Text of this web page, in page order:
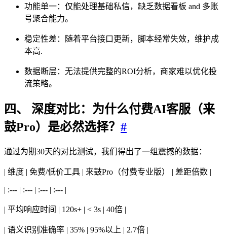
功能单一：仅能处理基础私信，缺乏数据看板 and 多账
号聚合能力。
稳定性差：随着平台接口更新，脚本经常失效，维护成
本高.
数据断层：无法提供完整的ROI分析，商家难以优化投
流策略。
四、 深度对比：为什么付费AI客服（来
鼓Pro）是必然选择？ #
通过为期30天的对比测试，我们得出了一组震撼的数据：
| 维度 | 免费/低价工具 | 来鼓Pro（付费专业版） | 差距倍数 |
| :--- | :--- | :--- | :--- |
| 平均响应时间 | 120s+ | < 3s | 40倍 |
| 语义识别准确率 | 35% | 95%以上 | 2.7倍 |